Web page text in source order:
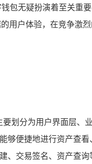
包无疑扮演着至关重
用户体验，在竞争激
划分为用户界面层
够便捷地进行资产查
、交易签名、资产查